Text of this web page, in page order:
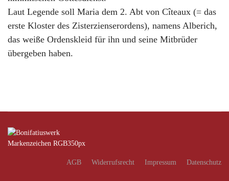
Laut Legende soll Maria dem 2. Abt von Cîteaux (= das
erste Kloster des Zisterzienserordens), namens Alberich,
das weiße Ordenskleid für ihn und seine Mitbrüder
übergeben haben.
AGB Widerrufsrecht Impressum Datenschutz